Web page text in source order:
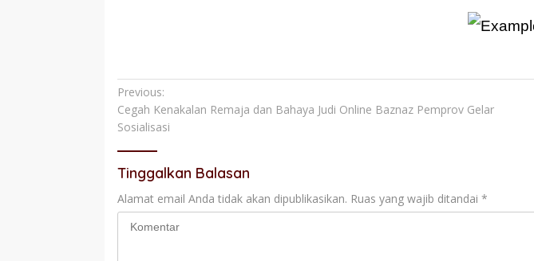
Navigasi
pos
Previous:
Cegah Kenakalan Remaja dan Bahaya Judi Online Baznaz Pemprov Gelar
Sosialisasi
Tinggalkan Balasan
Alamat email Anda tidak akan dipublikasikan. Ruas yang wajib ditandai *